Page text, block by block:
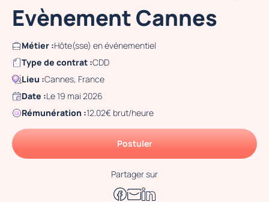
Evènement Cannes
Métier :Hôte(sse) en événementiel
Type de contrat :CDD
Lieu :Cannes, France
Date :Le 19 mai 2026
Rémunération :12.02€ brut/heure
Postuler
Partager sur